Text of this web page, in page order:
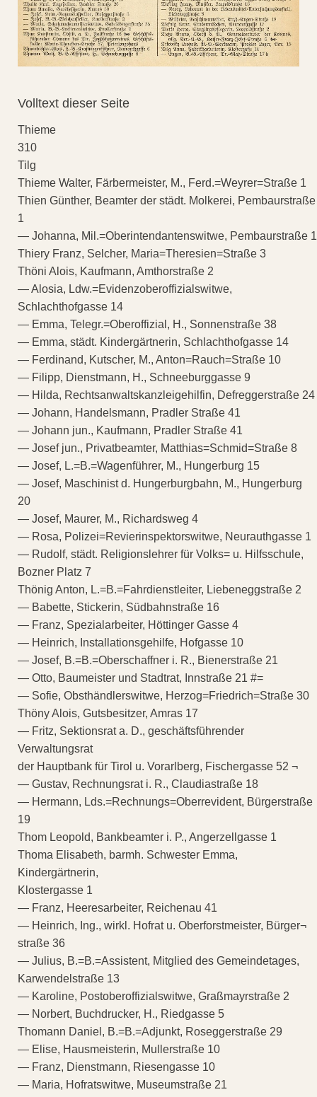
Volltext dieser Seite
Thieme
310
Tilg
Thieme Walter, Färbermeister, M., Ferd.=Weyrer=Straße 1
Thien Günther, Beamter der städt. Molkerei, Pembaurstraße
1
— Johanna, Mil.=Oberintendantenswitwe, Pembaurstraße 1
Thiery Franz, Selcher, Maria=Theresien=Straße 3
Thöni Alois, Kaufmann, Amthorstraße 2
— Alosia, Ldw.=Evidenzoberoffizialswitwe,
Schlachthofgasse 14
— Emma, Telegr.=Oberoffizial, H., Sonnenstraße 38
— Emma, städt. Kindergärtnerin, Schlachthofgasse 14
— Ferdinand, Kutscher, M., Anton=Rauch=Straße 10
— Filipp, Dienstmann, H., Schneeburggasse 9
— Hilda, Rechtsanwaltskanzleigehilfin, Defreggerstraße 24
— Johann, Handelsmann, Pradler Straße 41
— Johann jun., Kaufmann, Pradler Straße 41
— Josef jun., Privatbeamter, Matthias=Schmid=Straße 8
— Josef, L.=B.=Wagenführer, M., Hungerburg 15
— Josef, Maschinist d. Hungerburgbahn, M., Hungerburg
20
— Josef, Maurer, M., Richardsweg 4
— Rosa, Polizei=Revierinspektorswitwe, Neurauthgasse 1
— Rudolf, städt. Religionslehrer für Volks= u. Hilfsschule,
Bozner Platz 7
Thönig Anton, L.=B.=Fahrdienstleiter, Liebeneggstraße 2
— Babette, Stickerin, Südbahnstraße 16
— Franz, Spezialarbeiter, Höttinger Gasse 4
— Heinrich, Installationsgehilfe, Hofgasse 10
— Josef, B.=B.=Oberschaffner i. R., Bienerstraße 21
— Otto, Baumeister und Stadtrat, Innstraße 21 #=
— Sofie, Obsthändlerswitwe, Herzog=Friedrich=Straße 30
Thöny Alois, Gutsbesitzer, Amras 17
— Fritz, Sektionsrat a. D., geschäftsführender
Verwaltungsrat
der Hauptbank für Tirol u. Vorarlberg, Fischergasse 52 ¬
— Gustav, Rechnungsrat i. R., Claudiastraße 18
— Hermann, Lds.=Rechnungs=Oberrevident, Bürgerstraße
19
Thom Leopold, Bankbeamter i. P., Angerzellgasse 1
Thoma Elisabeth, barmh. Schwester Emma,
Kindergärtnerin,
Klostergasse 1
— Franz, Heeresarbeiter, Reichenau 41
— Heinrich, Ing., wirkl. Hofrat u. Oberforstmeister, Bürger¬
straße 36
— Julius, B.=B.=Assistent, Mitglied des Gemeindetages,
Karwendelstraße 13
— Karoline, Postoberoffizialswitwe, Graßmayrstraße 2
— Norbert, Buchdrucker, H., Riedgasse 5
Thomann Daniel, B.=B.=Adjunkt, Roseggerstraße 29
— Elise, Hausmeisterin, Mullerstraße 10
— Franz, Dienstmann, Riesengasse 10
— Maria, Hofratswitwe, Museumstraße 21